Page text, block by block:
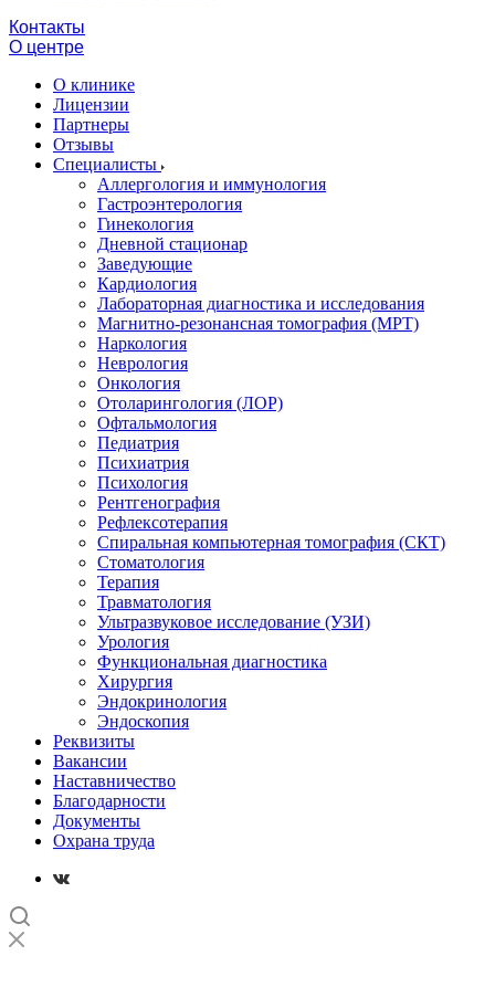
Контакты
О центре
О клинике
Лицензии
Партнеры
Отзывы
Специалисты
Аллергология и иммунология
Гастроэнтерология
Гинекология
Дневной стационар
Заведующие
Кардиология
Лабораторная диагностика и исследования
Магнитно-резонансная томография (МРТ)
Наркология
Неврология
Онкология
Отоларингология (ЛОР)
Офтальмология
Педиатрия
Психиатрия
Психология
Рентгенография
Рефлексотерапия
Спиральная компьютерная томография (СКТ)
Стоматология
Терапия
Травматология
Ультразвуковое исследование (УЗИ)
Урология
Функциональная диагностика
Хирургия
Эндокринология
Эндоскопия
Реквизиты
Вакансии
Наставничество
Благодарности
Документы
Охрана труда